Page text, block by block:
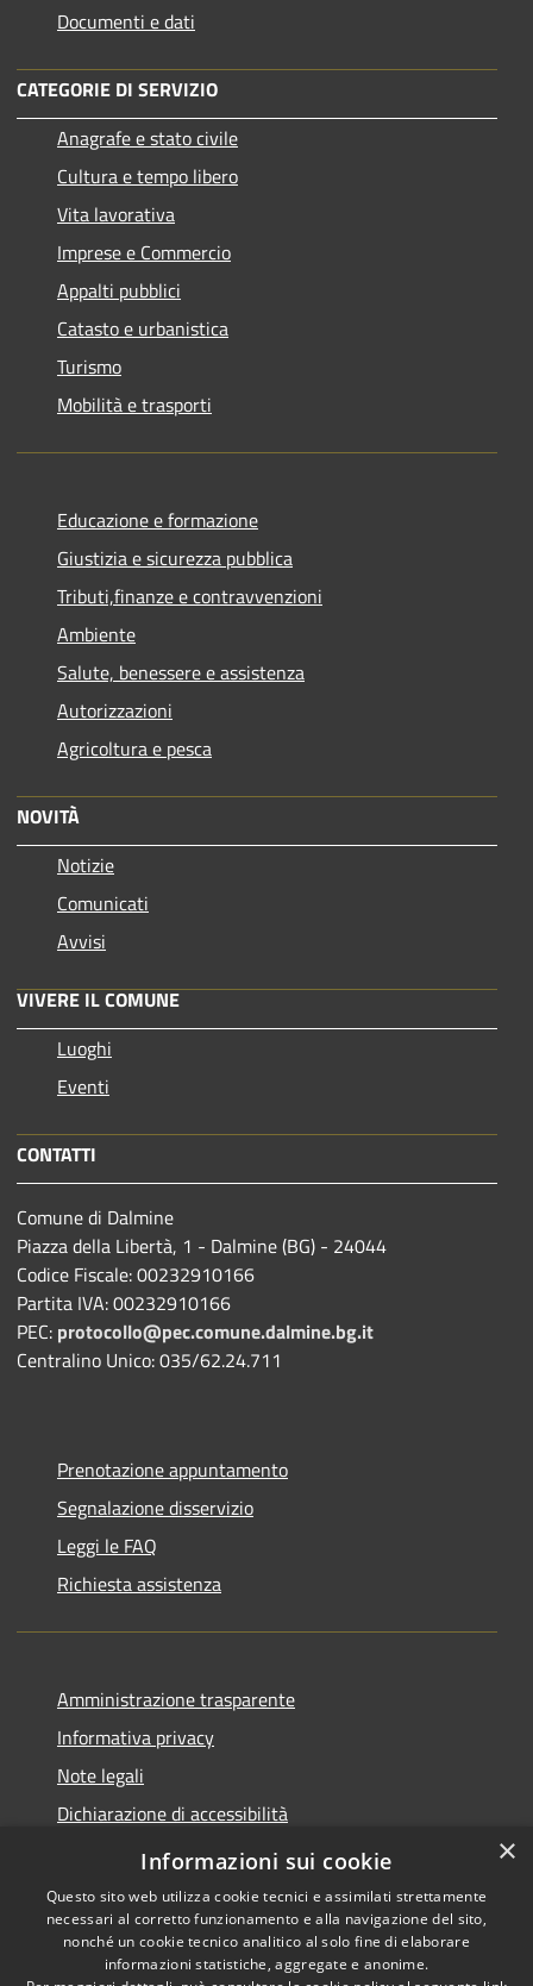
Documenti e dati
CATEGORIE DI SERVIZIO
Anagrafe e stato civile
Cultura e tempo libero
Vita lavorativa
Imprese e Commercio
Appalti pubblici
Catasto e urbanistica
Turismo
Mobilità e trasporti
Educazione e formazione
Giustizia e sicurezza pubblica
Tributi,finanze e contravvenzioni
Ambiente
Salute, benessere e assistenza
Autorizzazioni
Agricoltura e pesca
NOVITÀ
Notizie
Comunicati
Avvisi
VIVERE IL COMUNE
Luoghi
Eventi
CONTATTI
Comune di Dalmine
Piazza della Libertà, 1 - Dalmine (BG) - 24044
Codice Fiscale: 00232910166
Partita IVA: 00232910166
PEC: protocollo@pec.comune.dalmine.bg.it
Centralino Unico: 035/62.24.711
Prenotazione appuntamento
Segnalazione disservizio
Leggi le FAQ
Richiesta assistenza
Amministrazione trasparente
Informativa privacy
Note legali
Dichiarazione di accessibilità
Piano di miglioramento del sito
Copyright © 2026 • Comune di
×
Informazioni sui cookie
Questo sito web utilizza cookie tecnici e assimilati strettamente
necessari al corretto funzionamento e alla navigazione del sito,
nonché un cookie tecnico analitico al solo fine di elaborare
informazioni statistiche, aggregate e anonime.